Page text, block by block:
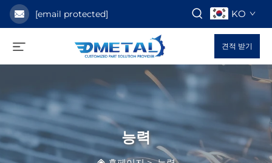
[email protected] KO
견적 받기
능력